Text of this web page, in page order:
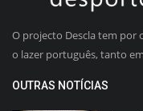
O projecto Descla tem
o lazer português, tanto
OUTRAS NOTÍCIAS